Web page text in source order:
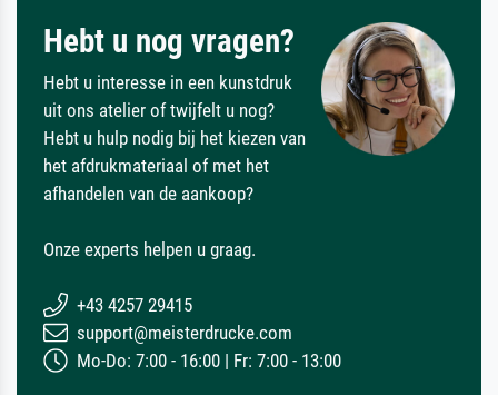
Hebt u nog vragen?
Hebt u interesse in een kunstdruk
uit ons atelier of twijfelt u nog?
Hebt u hulp nodig bij het kiezen van
het afdrukmateriaal of met het
afhandelen van de aankoop?
Onze experts helpen u graag.
+43 4257 29415
support@meisterdrucke.com
Mo-Do: 7:00 - 16:00 | Fr: 7:00 - 13:00